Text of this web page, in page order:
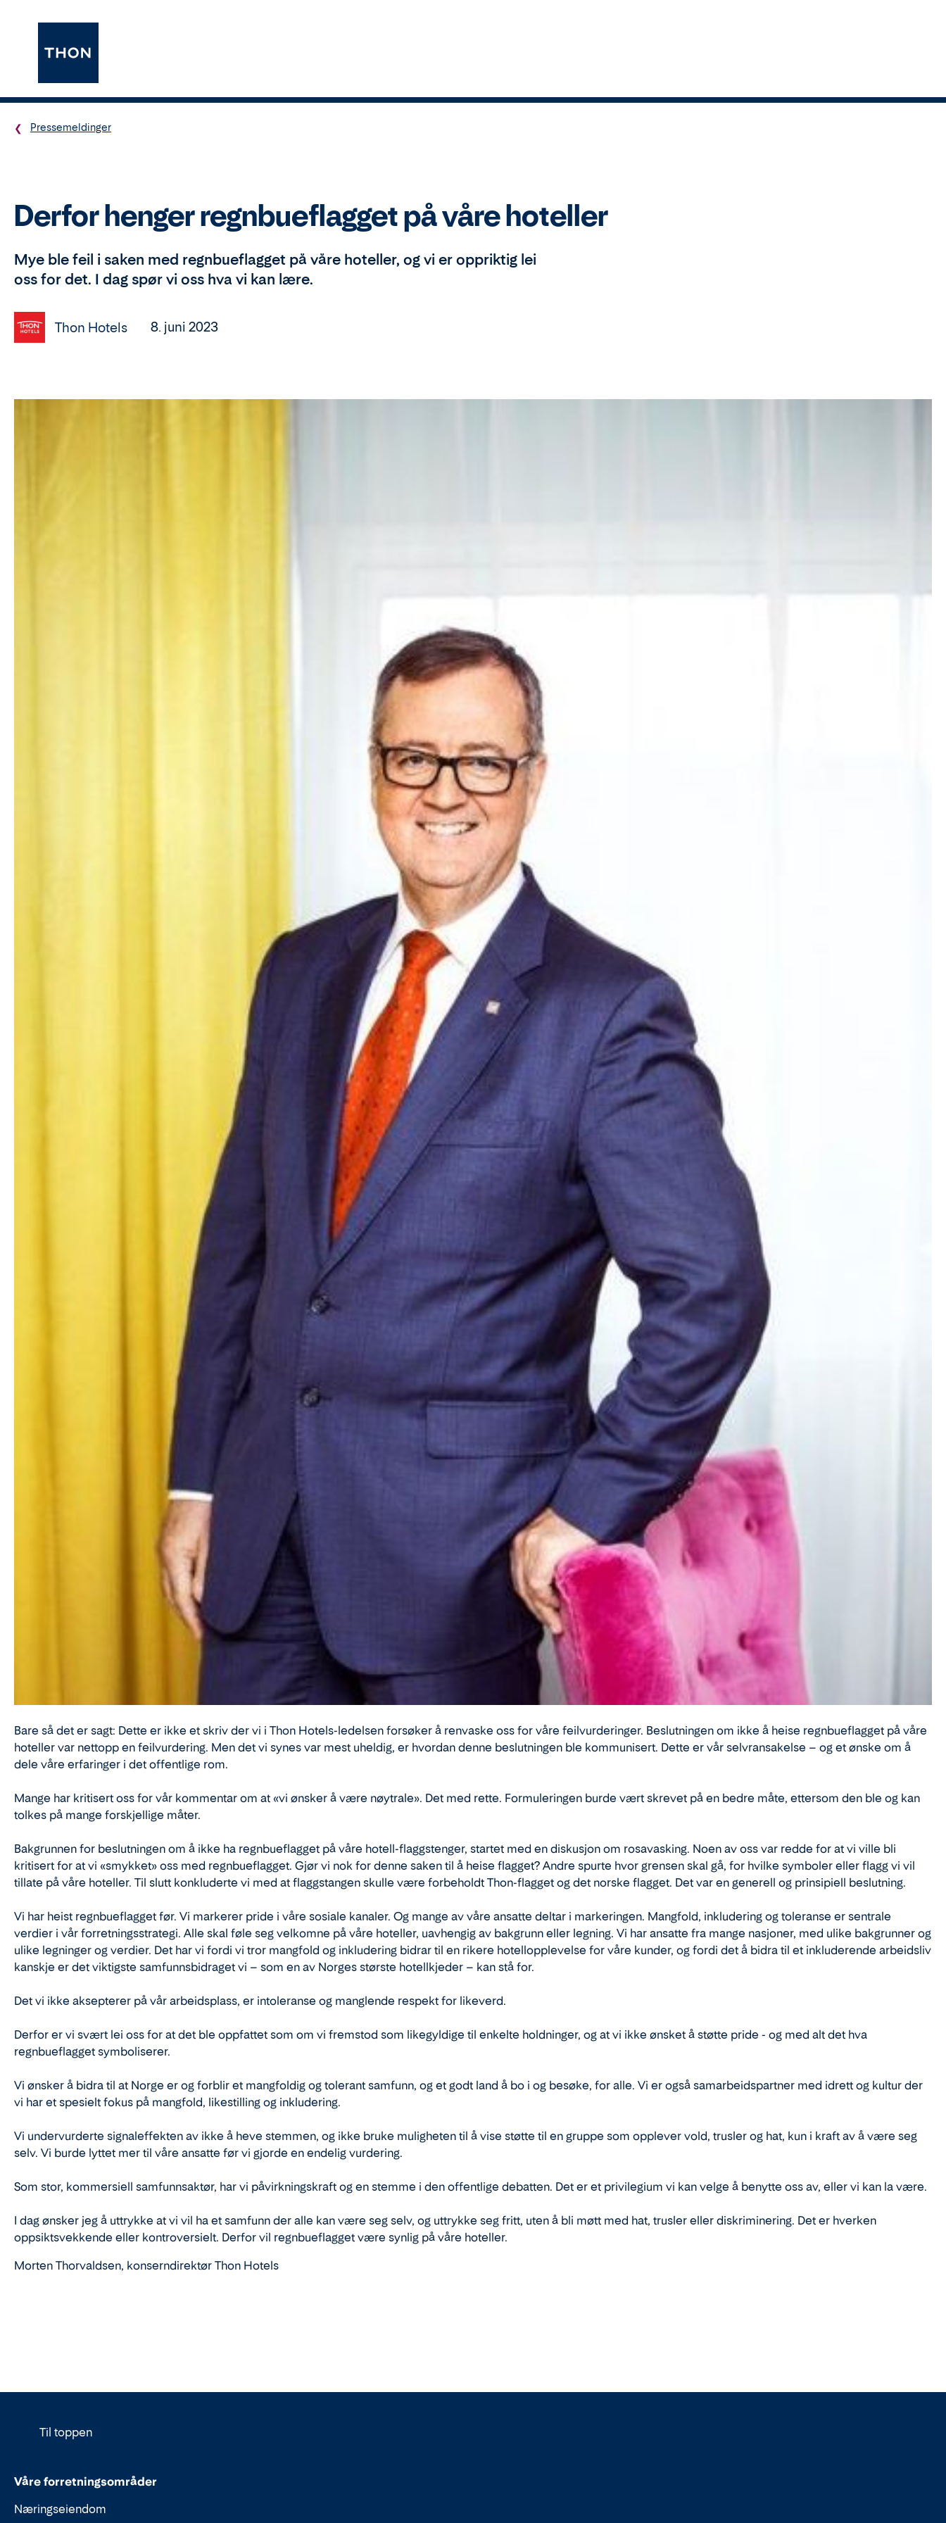
Pressemeldinger
Derfor henger regnbueflagget på våre hoteller
Mye ble feil i saken med regnbueflagget på våre hoteller, og vi er oppriktig lei
oss for det. I dag spør vi oss hva vi kan lære.
Thon Hotels 8. juni 2023
Bare så det er sagt: Dette er ikke et skriv der vi i Thon Hotels-ledelsen forsøker å renvaske oss for våre feilvurderinger. Beslutningen om ikke å heise regnbueflagget på våre
hoteller var nettopp en feilvurdering. Men det vi synes var mest uheldig, er hvordan denne beslutningen ble kommunisert. Dette er vår selvransakelse – og et ønske om å
dele våre erfaringer i det offentlige rom.
Mange har kritisert oss for vår kommentar om at «vi ønsker å være nøytrale». Det med rette. Formuleringen burde vært skrevet på en bedre måte, ettersom den ble og kan
tolkes på mange forskjellige måter.
Bakgrunnen for beslutningen om å ikke ha regnbueflagget på våre hotell-flaggstenger, startet med en diskusjon om rosavasking. Noen av oss var redde for at vi ville bli
kritisert for at vi «smykket» oss med regnbueflagget. Gjør vi nok for denne saken til å heise flagget? Andre spurte hvor grensen skal gå, for hvilke symboler eller flagg vi vil
tillate på våre hoteller. Til slutt konkluderte vi med at flaggstangen skulle være forbeholdt Thon-flagget og det norske flagget. Det var en generell og prinsipiell beslutning.
Vi har heist regnbueflagget før. Vi markerer pride i våre sosiale kanaler. Og mange av våre ansatte deltar i markeringen. Mangfold, inkludering og toleranse er sentrale
verdier i vår forretningsstrategi. Alle skal føle seg velkomne på våre hoteller, uavhengig av bakgrunn eller legning. Vi har ansatte fra mange nasjoner, med ulike bakgrunner og
ulike legninger og verdier. Det har vi fordi vi tror mangfold og inkludering bidrar til en rikere hotellopplevelse for våre kunder, og fordi det å bidra til et inkluderende arbeidsliv
kanskje er det viktigste samfunnsbidraget vi – som en av Norges største hotellkjeder – kan stå for.
Det vi ikke aksepterer på vår arbeidsplass, er intoleranse og manglende respekt for likeverd.
Derfor er vi svært lei oss for at det ble oppfattet som om vi fremstod som likegyldige til enkelte holdninger, og at vi ikke ønsket å støtte pride - og med alt det hva
regnbueflagget symboliserer.
Vi ønsker å bidra til at Norge er og forblir et mangfoldig og tolerant samfunn, og et godt land å bo i og besøke, for alle. Vi er også samarbeidspartner med idrett og kultur der
vi har et spesielt fokus på mangfold, likestilling og inkludering.
Vi undervurderte signaleffekten av ikke å heve stemmen, og ikke bruke muligheten til å vise støtte til en gruppe som opplever vold, trusler og hat, kun i kraft av å være seg
selv. Vi burde lyttet mer til våre ansatte før vi gjorde en endelig vurdering.
Som stor, kommersiell samfunnsaktør, har vi påvirkningskraft og en stemme i den offentlige debatten. Det er et privilegium vi kan velge å benytte oss av, eller vi kan la være.
I dag ønsker jeg å uttrykke at vi vil ha et samfunn der alle kan være seg selv, og uttrykke seg fritt, uten å bli møtt med hat, trusler eller diskriminering. Det er hverken
oppsiktsvekkende eller kontroversielt. Derfor vil regnbueflagget være synlig på våre hoteller.
Morten Thorvaldsen, konserndirektør Thon Hotels
Til toppen
Våre forretningsområder
Næringseiendom